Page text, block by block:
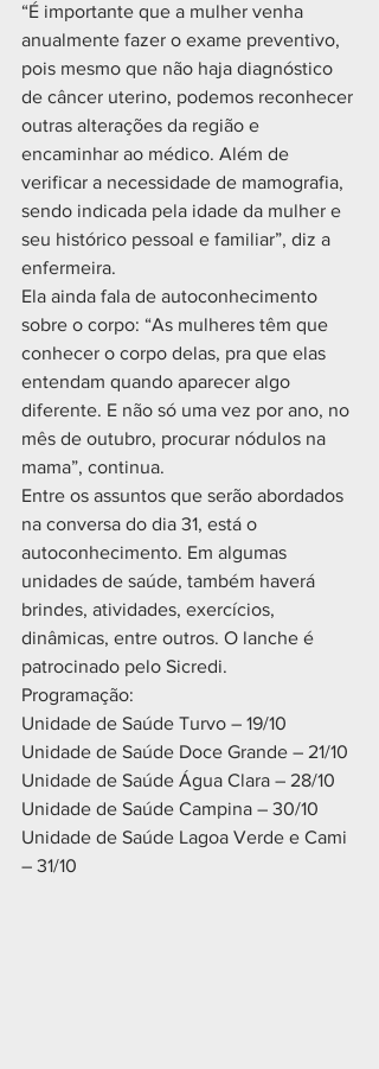
“É importante que a mulher venha
anualmente fazer o exame preventivo,
pois mesmo que não haja diagnóstico
de câncer uterino, podemos reconhecer
outras alterações da região e
encaminhar ao médico. Além de
verificar a necessidade de mamografia,
sendo indicada pela idade da mulher e
seu histórico pessoal e familiar”, diz a
enfermeira.
Ela ainda fala de autoconhecimento
sobre o corpo: “As mulheres têm que
conhecer o corpo delas, pra que elas
entendam quando aparecer algo
diferente. E não só uma vez por ano, no
mês de outubro, procurar nódulos na
mama”, continua.
Entre os assuntos que serão abordados
na conversa do dia 31, está o
autoconhecimento. Em algumas
unidades de saúde, também haverá
brindes, atividades, exercícios,
dinâmicas, entre outros. O lanche é
patrocinado pelo Sicredi.
Programação:
Unidade de Saúde Turvo – 19/10
Unidade de Saúde Doce Grande – 21/10
Unidade de Saúde Água Clara – 28/10
Unidade de Saúde Campina – 30/10
Unidade de Saúde Lagoa Verde e Cami
– 31/10